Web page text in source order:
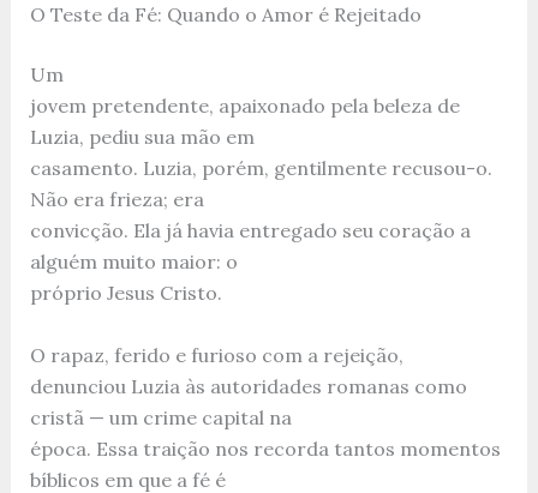
O Teste da Fé: Quando o Amor é Rejeitado
Um
jovem pretendente, apaixonado pela beleza de
Luzia, pediu sua mão em
casamento. Luzia, porém, gentilmente recusou-o.
Não era frieza; era
convicção. Ela já havia entregado seu coração a
alguém muito maior: o
próprio Jesus Cristo.
O rapaz, ferido e furioso com a rejeição,
denunciou Luzia às autoridades romanas como
cristã — um crime capital na
época. Essa traição nos recorda tantos momentos
bíblicos em que a fé é